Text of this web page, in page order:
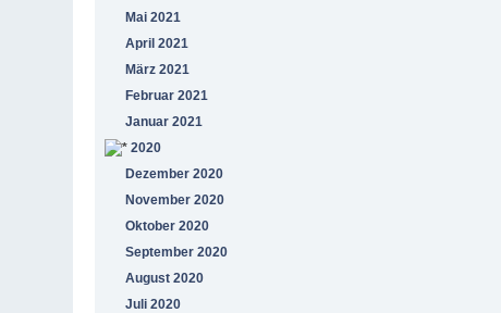
Mai 2021
April 2021
März 2021
Februar 2021
Januar 2021
2020
Dezember 2020
November 2020
Oktober 2020
September 2020
August 2020
Juli 2020